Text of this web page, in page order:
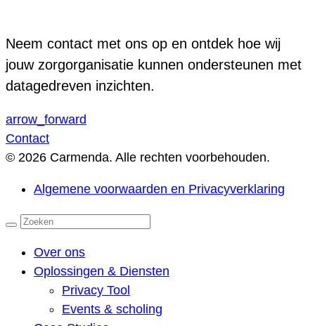
Neem contact met ons op en ontdek hoe wij
jouw zorgorganisatie kunnen ondersteunen met
datagedreven inzichten.
arrow_forward
Contact
© 2026 Carmenda. Alle rechten voorbehouden.
Algemene voorwaarden en Privacyverklaring
Over ons
Oplossingen & Diensten
Privacy Tool
Events & scholing